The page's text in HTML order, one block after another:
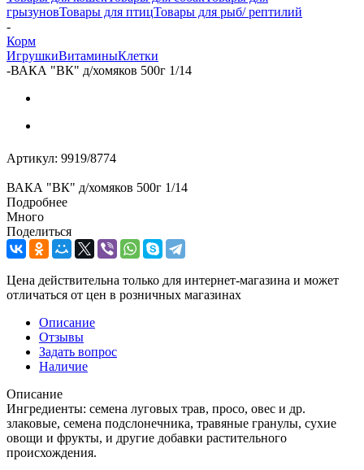
грызуновТовары для птицТовары для рыб/ рептилий
-
Корм
ИгрушкиВитаминыКлетки
-ВАКА "ВК" д/хомяков 500г 1/14
Артикул: 9919/8774
ВАКА "ВК" д/хомяков 500г 1/14
Подробнее
Много
Поделиться
Цена действительна только для интернет-магазина и может
отличаться от цен в розничных магазинах
Описание
Отзывы
Задать вопрос
Наличие
Описание
Ингредиенты: семена луговых трав, просо, овес и др.
злаковые, семена подслонечника, травяные гранулы, сухие
овощи и фрукты, и другие добавки растительного
происхождения.